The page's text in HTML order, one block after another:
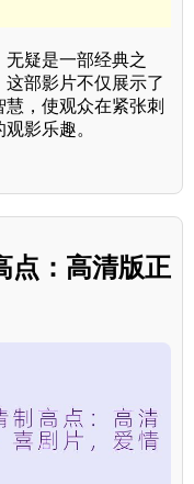
疑是一部经典之
部影片不仅展示了
，使观众在紧张刺
影乐趣。
点：高清版正